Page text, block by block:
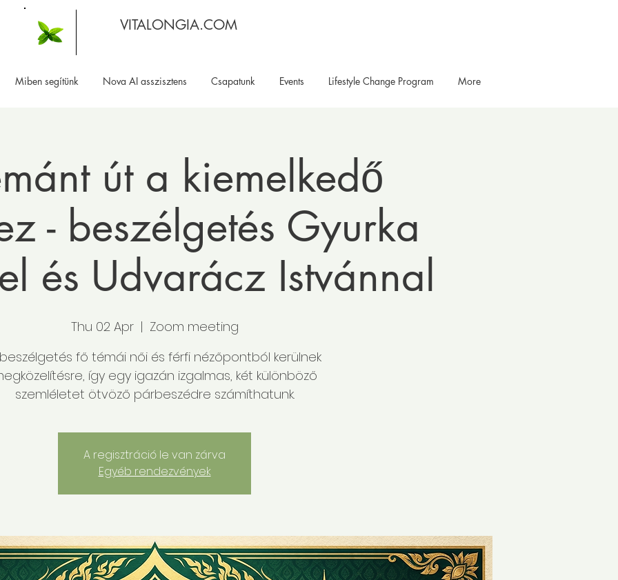
VITALONGIA.COM
Miben segítünk Nova AI asszisztens Csapatunk Events Lifestyle Change Program More
út a kiemelkedő
- beszélgetés Gyurka
és Udvarácz Istvánnal
Thu 02 Apr
  |
Zoom meeting
fő témái női és férfi nézőpontból kerülnek
így egy igazán izgalmas, két különböző
szemléletet ötvöző párbeszédre számíthatunk.
A regisztráció le van zárva
Egyéb rendezvények